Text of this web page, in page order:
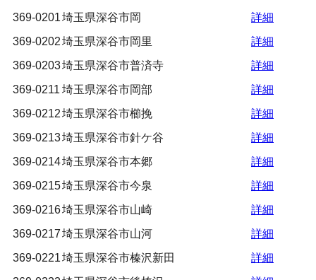
369-0201埼玉県深谷市岡
詳細
369-0202埼玉県深谷市岡里
詳細
369-0203埼玉県深谷市普済寺
詳細
369-0211 埼玉県深谷市岡部
詳細
369-0212埼玉県深谷市櫛挽
詳細
369-0213埼玉県深谷市針ケ谷
詳細
369-0214埼玉県深谷市本郷
詳細
369-0215埼玉県深谷市今泉
詳細
369-0216埼玉県深谷市山崎
詳細
369-0217埼玉県深谷市山河
詳細
369-0221埼玉県深谷市榛沢新田
詳細